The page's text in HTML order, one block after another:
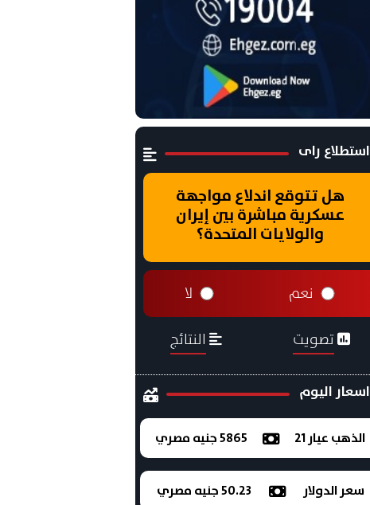
استطلاع راى
هل تتوقع اندلاع مواجهة
عسكرية مباشرة بين إيران
والولايات المتحدة؟
نعم لا
تصويت النتائج
اسعار اليوم
الذهب عيار 21 5865 جنيه مصري
سعر الدولار 50.23 جنيه مصري